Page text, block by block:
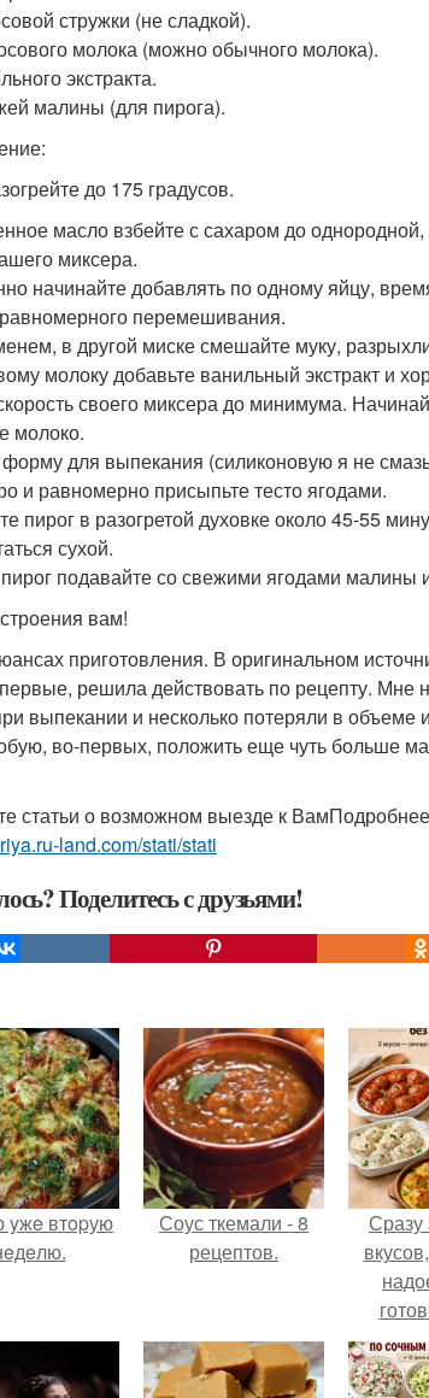
стружки (не сладкой).
молока (можно обычного молока).
экстракта.
малины (для пирога).
до 175 градусов.
масло взбейте с сахаром до
миксера.
начинайте добавлять по одному яйцу,
перемешивания.
в другой миске смешайте муку,
молоку добавьте ванильный экстракт и
своего миксера до минимума.
молоко.
для выпекания (силиконовую я не
и равномерно присыпьте тесто ягодами.
пирог в разогретой духовке около 45-55
сухой.
подавайте со свежими ягодами малины
вам!
приготовления. В оригинальном
решила действовать по рецепту. Мне
выпекании и несколько потеряли в
во-первых, положить еще чуть больше
статьи о возможном выезде к
land.com/stati/stati
Поделитесь с друзьями!
yжe втopую
Соус ткемали - 8
рецептов.
Сразу